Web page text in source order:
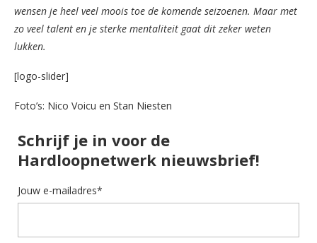
wensen je heel veel moois toe de komende seizoenen. Maar met
zo veel talent en je sterke mentaliteit gaat dit zeker weten
lukken.
[logo-slider]
Foto’s: Nico Voicu en Stan Niesten
Schrijf je in voor de
Hardloopnetwerk nieuwsbrief!
Jouw e-mailadres*